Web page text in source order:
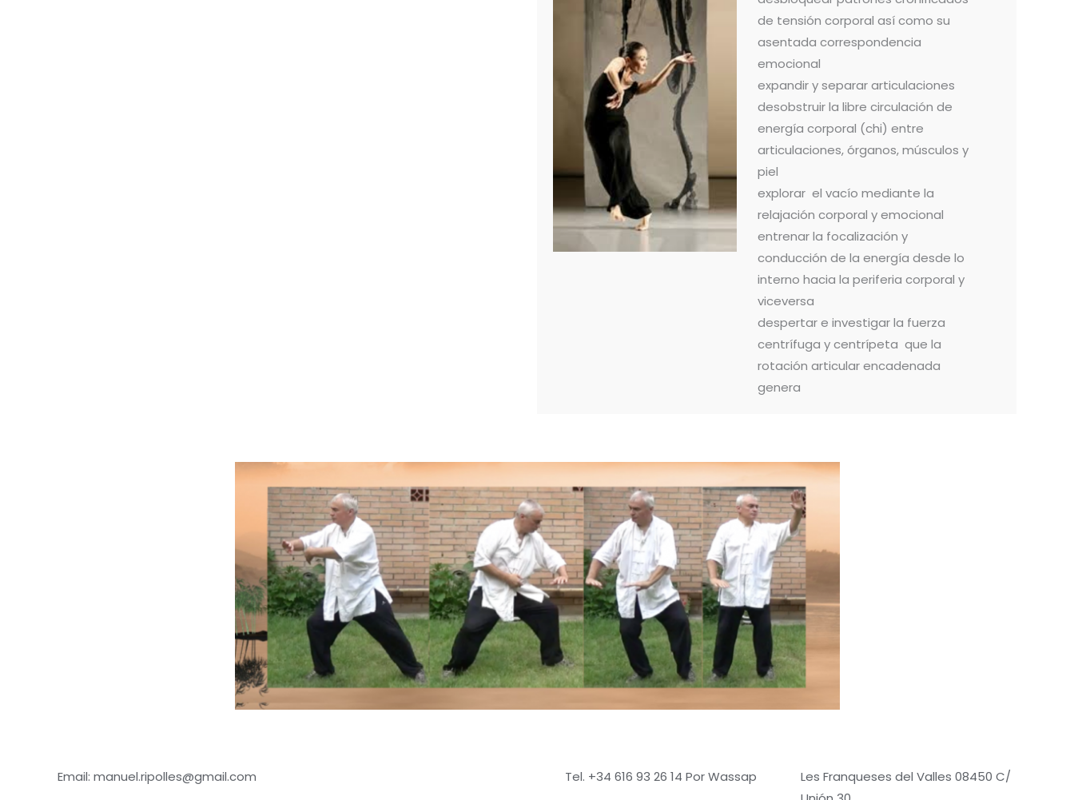
de tensión corporal así como su
asentada correspondencia
emocional
expandir y separar articulaciones
desobstruir la libre circulación de
energía corporal (chi) entre
articulaciones, órganos, músculos y
piel
explorar el vacío mediante la
relajación corporal y emocional
entrenar la focalización y
conducción de la energía desde lo
interno hacia la periferia corporal y
viceversa
despertar e investigar la fuerza
centrífuga y centrípeta que la
rotación articular encadenada
genera
Email: manuel.ripolles@gmail.com Tel. +34 616 93 26 14 Por Wassap
Les Franqueses del Valles 08450 C/